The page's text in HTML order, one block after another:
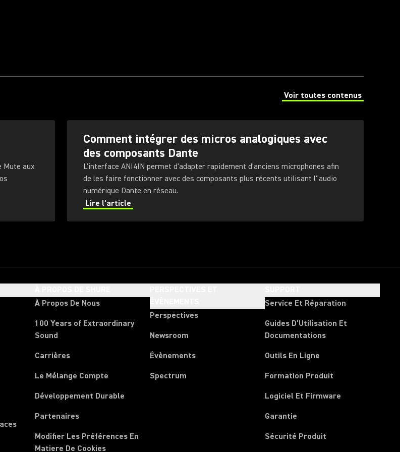
Voir toutes contenus
(Opens in a new tab)
Mute aux
Comment intégrer des micros analogiques avec
des composants Dante
L'interface ANI4IN permet d'adapter rapidement d'anciens microphones afin
de les faire fonctionner avec des composants plus récents utilisant l''audio
numérique Dante en réseau.
Lire l'article
À Propos De Nous
100 Years of Extraordinary
Sound
Carrières
Le Mélange Compte
Développement Durable
Partenaires
Modifier Les Préférences En
Matiere De Cookies
Perspectives
Newsroom
Évènements
Spectrum
Service Et Réparation
Guides D'Utilisation Et
Documentations
Outils En Ligne
Formation Produit
Logiciel Et Firmware
Garantie
Sécurité Produit